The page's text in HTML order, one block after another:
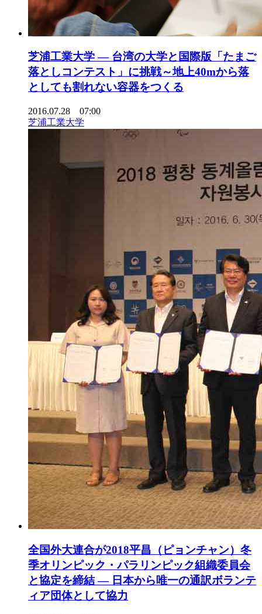
芝浦工業大学 — 台湾の大学と国際版「たまご
落としコンテスト」に挑戦～地上40mから落
としても割れない容器をつくる
2016.07.28 07:00
芝浦工業大学
全国外大連合が2018平昌（ピョンチャン）冬
季オリンピック・パラリンピック組織委員会
と協定を締結 — 日本から唯一の通訳ボランテ
ィア団体として協力